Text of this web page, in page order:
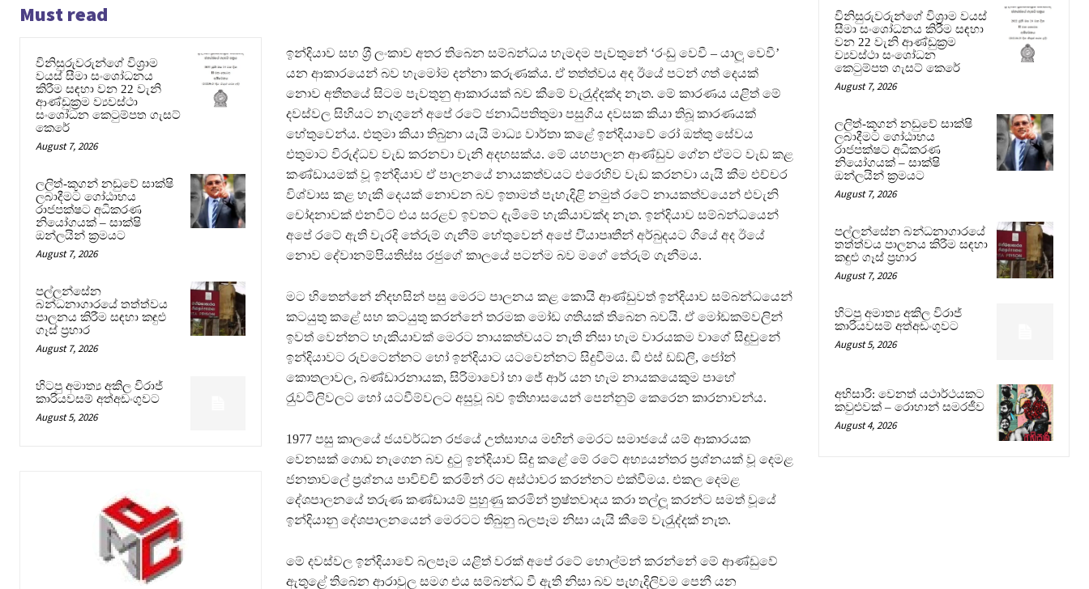
Must read
විනිසුරුවරුන්ගේ විශ්‍රාම
වයස් සීමා සංශෝධනය
කිරීම සඳහා වන 22 වැනි
ආණ්ඩුක්‍රම ව්‍යවස්ථා
සංශෝධන කෙටුම්පත ගැසට්
කෙරේ
August 7, 2026
ලලිත්-කූගන් නඩුවේ සාක්ෂි
ලබාදීමට ගෝඨාභය
රාජපක්ෂට අධිකරණ
නියෝගයක් – සාක්ෂි
ඔන්ලයින් ක්‍රමයට
August 7, 2026
පල්ලන්සේන
බන්ධනාගාරයේ තත්ත්වය
පාලනය කිරීම සඳහා කඳුළු
ගෑස් ප්‍රහාර
August 7, 2026
හිටපු අමාත්‍ය අකිල විරාජ්
කාරියවසම් අත්අඩංගුවට
August 5, 2026
ඉන්දියාව සහ ශ‍්‍රී ලංකාව අතර තිබෙන සම්බන්ධය හැමදම පැවතුනේ ‘රංඩු වෙවී – යාලූ වෙවී’
යන ආකාරයෙන් බව හැමෝම දන්නා කරුණක්ය. ඒ තත්ත්වය අද ඊයේ පටන් ගත් දෙයක්
නොව අතීතයේ සිටම පැවතුනු ආකාරයක් බව කීමේ වැරැුද්දක්ද නැත. මේ කාරණය යළිත් මේ
දවස්වල සිහියට නැගුනේ අපේ රටේ ජනාධිපතිතුමා පසුගි ය දවසක කියා තිබූ කාරණයක්
හේතුවෙන්ය. එතුමා කියා තිබුනා යැයි මාධ්‍ය වාර්තා කළේ ඉන්දියාවේ රෝ ඔත්තු සේවය
එතුමාට විරුද්ධව වැඩ කරනවා වැනි අදහසක්ය. මේ යහපාලන ආණ්ඩුව ගේන ඒමට වැඩ කළ
කණ්ඩායමක් වූ ඉන්දියාව ඒ පාලනයේ නායකත්වයට එරෙහිව වැඩ කරනවා යැයි කීම එච්චර
විශ්වාස කළ හැකි දෙයක් නොවන බව ඉතාමත් පැහැදිළි නමුත් රටේ නායකත්වයෙන් එවැනි
චෝදනාවක් එනවිට එය සරළව ඉවතට දැමිමේ හැකියාවක්ද නැත. ඉන්දියාව සම්බන්ධයෙන්
අපේ රටේ ඇති වැරදි තේරුම් ගැනීම් හේතුවෙන් අපේ වි්‍යාපෘතීන් අර්බුදයට ගියේ අද ඊයේ
නොව දේවානම්පියතිස්ස රජුගේ කාලයේ පටන්ම බව මගේ තේරුම් ගැනීමය.
මට හිතෙන්නේ නිදහසින් පසු මෙරට පාලනය කළ කොයි ආණ්ඩුවත් ඉන්දියාව සම්බන්ධයෙන්
කටයුතු කළේ සහ කටයුතු කරන්නේ තරමක මෝඩ ගතියක් තිබෙන බවයි. ඒ මෝඩකම්වලින්
ඉවත් වෙන්නට හැකියාවක් මෙරට නායකත්වයට නැති නිසා හැම වාරයකම වාගේ සිදුවුනේ
ඉන්දියාවට රුවටෙන්නට හෝ ඉන්දියාට යටවෙන්නට සිදුවීමය. ඞී එස් ඩඞ්ලි, ජෝන්
කොතලාවල, බණ්ඩාරනායක, සිරිමාවෝ හා ජේ ආර් යන හැම නායකයෙකුම පාහේ
රැුවටිලිවලට හෝ යටවීම්වලට අසුවූ බව ඉතිහාසයෙන් පෙන්නුම් කෙරෙන කාරනාවන්ය.
1977 පසු කාලයේ ජයවර්ධන රජයේ උත්සාහය මඟින් මෙරට සමාජයේ යම් ආකාරයක
වෙනසක් ගොඩ නැගෙන බව දුටු ඉන්දියාව සිදු කළේ මේ රටේ අභ්‍යයන්තර ප‍්‍රශ්නයක් වූ දෙමළ
ජනතාවලේ ප‍්‍රශ්නය පාවිච්චි කරමින් රට අස්ථාවර කරන්නට එක්වීමය. එකල දෙමළ
දේශපාලනයේ තරුණ කණ්ඩායම් පුහුණු කරමින් ත‍්‍රෂ්තවාදය කරා තල්ලූ කරන්ට සමත් වූයේ
ඉන්දියානු දේශපාලනයෙන් මෙරටට තිබුනු බලපෑම නිසා යැයි කීමේ වැරැුද්දක් නැත.
මේ දවස්වල ඉන්දියාවේ බලපෑම යළිත් වරක් අපේ රටේ හොල්මන් කරන්නේ මේ ආණ්ඩුවේ
ඇතුළේ තිබෙන ආරාවුල සමග එය සම්බන්ධ වී ඇති නිසා බව පැහැදිලිවම පෙනී යන
විනිසුරුවරුන්ගේ විශ්‍රාම වයස්
සීමා සංශෝධනය කිරීම සඳහා
වන 22 වැනි ආණ්ඩුක්‍රම
ව්‍යවස්ථා සංශෝධන
කෙටුම්පත ගැසට් කෙරේ
August 7, 2026
ලලිත්-කූගන් නඩුවේ සාක්ෂි
ලබාදීමට ගෝඨාභය
රාජපක්ෂට අධිකරණ
නියෝගයක් – සාක්ෂි
ඔන්ලයින් ක්‍රමයට
August 7, 2026
පල්ලන්සේන බන්ධනාගාරයේ
තත්ත්වය පාලනය කිරීම සඳහා
කඳුළු ගෑස් ප්‍රහාර
August 7, 2026
හිටපු අමාත්‍ය අකිල විරාජ්
කාරියවසම් අත්අඩංගුවට
August 5, 2026
අභිසාරී: වෙනත් යථාර්ථයකට
කවුළුවක් – රොහාන් සමරජීව
August 4, 2026